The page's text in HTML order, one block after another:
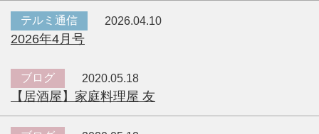
テルミ通信 2026.04.10
2026年4月号
ブログ 2020.05.18
【居酒屋】家庭料理屋 友